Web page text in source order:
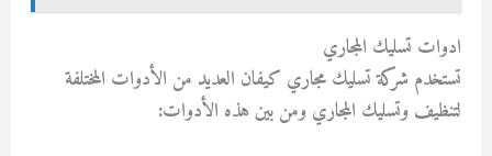
ادوات تسليك المجاري
تستخدم شركة تسليك مجاري كيفان العديد من الأدوات المختلفة
لتنظيف وتسليك المجاري ومن بين هذه الأدوات: